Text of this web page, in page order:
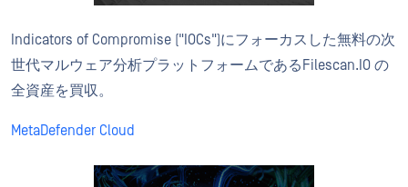
Indicators of Compromise ("IOCs")にフォーカスした無料の次
世代マルウェア分析プラットフォームであるFilescan.IO の
全資産を買収。
MetaDefender Cloud